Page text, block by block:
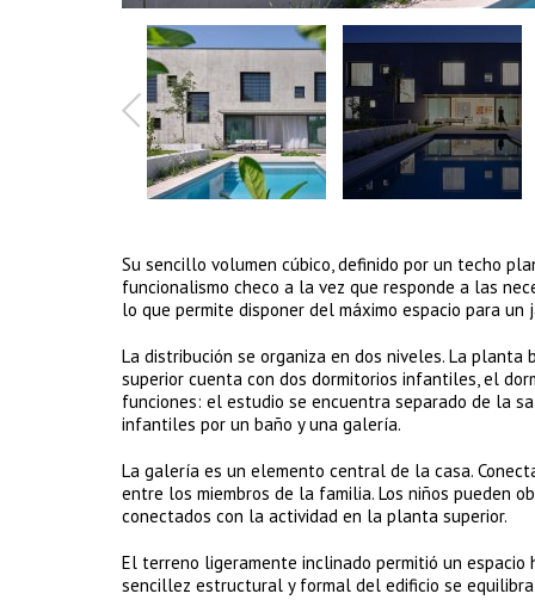
Su sencillo volumen cúbico, definido por un techo
funcionalismo checo a la vez que responde a las
lo que permite disponer del máximo espacio para un
La distribución se organiza en dos niveles. La
superior cuenta con dos dormitorios infantiles, el
funciones: el estudio se encuentra separado de la
infantiles por un baño y una galería.
La galería es un elemento central de la casa.
entre los miembros de la familia. Los niños pueden
conectados con la actividad en la planta superior.
El terreno ligeramente inclinado permitió un
sencillez estructural y formal del edificio se